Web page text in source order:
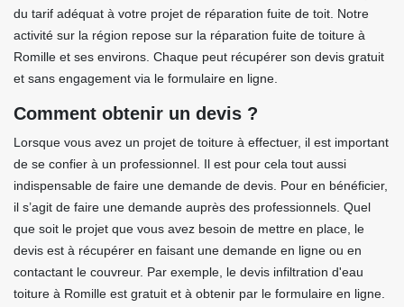
du tarif adéquat à votre projet de réparation fuite de toit. Notre
activité sur la région repose sur la réparation fuite de toiture à
Romille et ses environs. Chaque peut récupérer son devis gratuit
et sans engagement via le formulaire en ligne.
Comment obtenir un devis ?
Lorsque vous avez un projet de toiture à effectuer, il est important
de se confier à un professionnel. Il est pour cela tout aussi
indispensable de faire une demande de devis. Pour en bénéficier,
il s’agit de faire une demande auprès des professionnels. Quel
que soit le projet que vous avez besoin de mettre en place, le
devis est à récupérer en faisant une demande en ligne ou en
contactant le couvreur. Par exemple, le devis infiltration d'eau
toiture à Romille est gratuit et à obtenir par le formulaire en ligne.